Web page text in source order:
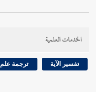
الخدمات العلمية
تفسير الآية ترجمة علم